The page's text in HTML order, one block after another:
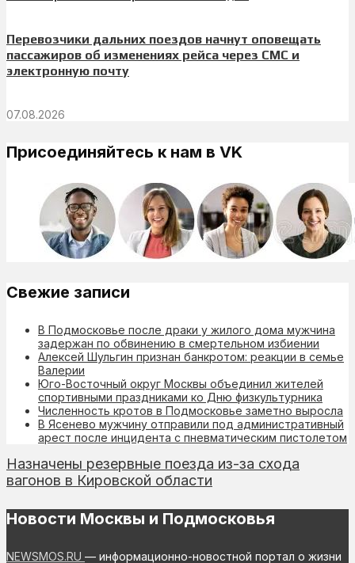
Перевозчики дальних поездов начнут оповещать
пассажиров об изменениях рейса через СМС и
электронную почту
07.08.2026
Присоединяйтесь к нам в VK
Свежие записи
В Подмосковье после драки у жилого дома мужчина
задержан по обвинению в смертельном избиении
Алексей Шульгин признан банкротом: реакции в семье
Валерии
Юго-Восточный округ Москвы объединил жителей
спортивными праздниками ко Дню физкультурника
Численность кротов в Подмосковье заметно выросла
В Ясенево мужчину отправили под административный
арест после инцидента с пневматическим пистолетом
Назначены резервные поезда из-за схода
вагонов в Кировской области
Новости Москвы и Подмосковья
NEWSMOS.RU — информационно-новостной портал о жизни